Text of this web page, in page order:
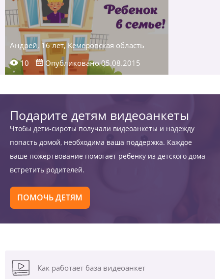
Андрей, 16 лет, Кемеровская область
10
Опубликовано 05.08.2015
Подарите детям видеоанкеты
Чтобы дети-сироты получали видеоанкеты и надежду
попасть домой, необходима ваша поддержка. Каждое
ваше пожертвование помогает ребенку из детского дома
встретить родителей.
ПОМОЧЬ ДЕТЯМ
Как работает база видеоанкет